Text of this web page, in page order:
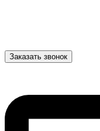
Заказать звонок